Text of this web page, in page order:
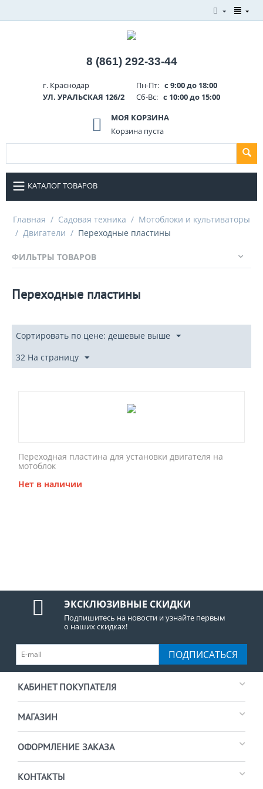
8 (861) 292-33-44
г. Краснодар
УЛ. УРАЛЬСКАЯ 126/2
Пн-Пт: с 9:00 до 18:00
Сб-Вс: с 10:00 до 15:00
МОЯ КОРЗИНА
Корзина пуста
КАТАЛОГ ТОВАРОВ
Главная / Садовая техника / Мотоблоки и культиваторы
/ Двигатели / Переходные пластины
ФИЛЬТРЫ ТОВАРОВ
Переходные пластины
Сортировать по цене: дешевые выше
32 На страницу
Переходная пластина для установки двигателя на
мотоблок
Нет в наличии
ЭКСКЛЮЗИВНЫЕ СКИДКИ
Подпишитесь на новости и узнайте первым
о наших скидках!
ПОДПИСАТЬСЯ
КАБИНЕТ ПОКУПАТЕЛЯ
МАГАЗИН
ОФОРМЛЕНИЕ ЗАКАЗА
КОНТАКТЫ